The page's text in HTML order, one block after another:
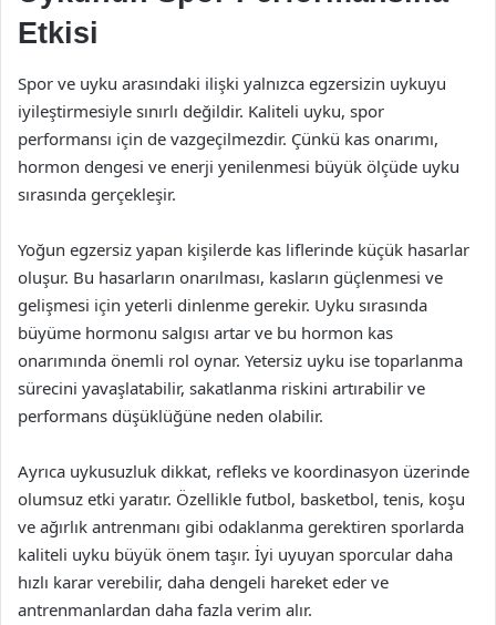
Etkisi
Spor ve uyku arasındaki ilişki yalnızca egzersizin uykuyu
iyileştirmesiyle sınırlı değildir. Kaliteli uyku, spor
performansı için de vazgeçilmezdir. Çünkü kas onarımı,
hormon dengesi ve enerji yenilenmesi büyük ölçüde uyku
sırasında gerçekleşir.
Yoğun egzersiz yapan kişilerde kas liflerinde küçük hasarlar
oluşur. Bu hasarların onarılması, kasların güçlenmesi ve
gelişmesi için yeterli dinlenme gerekir. Uyku sırasında
büyüme hormonu salgısı artar ve bu hormon kas
onarımında önemli rol oynar. Yetersiz uyku ise toparlanma
sürecini yavaşlatabilir, sakatlanma riskini artırabilir ve
performans düşüklüğüne neden olabilir.
Ayrıca uykusuzluk dikkat, refleks ve koordinasyon üzerinde
olumsuz etki yaratır. Özellikle futbol, basketbol, tenis, koşu
ve ağırlık antrenmanı gibi odaklanma gerektiren sporlarda
kaliteli uyku büyük önem taşır. İyi uyuyan sporcular daha
hızlı karar verebilir, daha dengeli hareket eder ve
antrenmanlardan daha fazla verim alır.